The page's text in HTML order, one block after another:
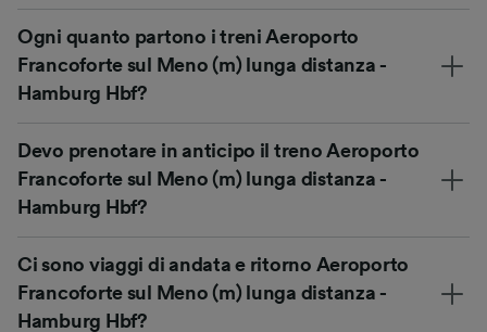
Ogni quanto partono i treni Aeroporto
Francoforte sul Meno (m) lunga distanza -
Hamburg Hbf?
Devo prenotare in anticipo il treno Aeroporto
Francoforte sul Meno (m) lunga distanza -
Hamburg Hbf?
Ci sono viaggi di andata e ritorno Aeroporto
Francoforte sul Meno (m) lunga distanza -
Hamburg Hbf?